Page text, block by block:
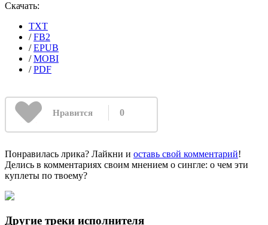
Скачать:
TXT
/FB2
/EPUB
/MOBI
/PDF
Нравится 0
Понравилась лрика? Лайкни и оставь свой комментарий!
Делись в комментариях своим мнением о сингле: о чем эти
куплеты по твоему?
Другие треки исполнителя